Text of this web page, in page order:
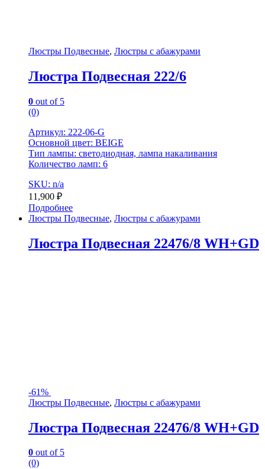
Люстры Подвесные, Люстры с абажурами
Люстра Подвесная 222/6
0 out of 5
(0)
Артикул: 222-06-G
Основной цвет: BEIGE
Тип лампы: светодиодная, лампа накаливания
Количество ламп: 6
SKU: n/a
11,900 ₽
Подробнее
Люстры Подвесные, Люстры с абажурами
Люстра Подвесная 22476/8 WH+GD
-61%
Люстры Подвесные, Люстры с абажурами
Люстра Подвесная 22476/8 WH+GD
0 out of 5
(0)